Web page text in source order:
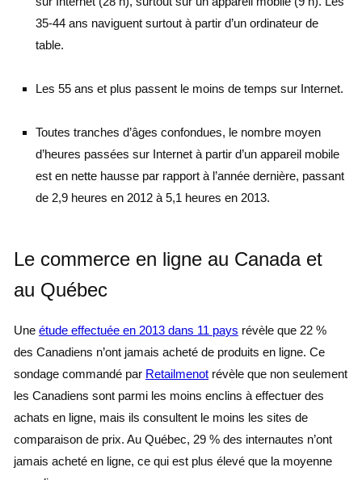
35-44 ans naviguent surtout à partir d’un ordinateur de
table.
Les 55 ans et plus passent le moins de temps sur Internet.
Toutes tranches d’âges confondues, le nombre moyen
d’heures passées sur Internet à partir d’un appareil mobile
est en nette hausse par rapport à l’année dernière, passant
de 2,9 heures en 2012 à 5,1 heures en 2013.
Le commerce en ligne au Canada et
au Québec
Une étude effectuée en 2013 dans 11 pays révèle que 22 %
des Canadiens n’ont jamais acheté de produits en ligne. Ce
sondage commandé par Retailmenot révèle que non seulement
les Canadiens sont parmi les moins enclins à effectuer des
achats en ligne, mais ils consultent le moins les sites de
comparaison de prix. Au Québec, 29 % des internautes n’ont
jamais acheté en ligne, ce qui est plus élevé que la moyenne